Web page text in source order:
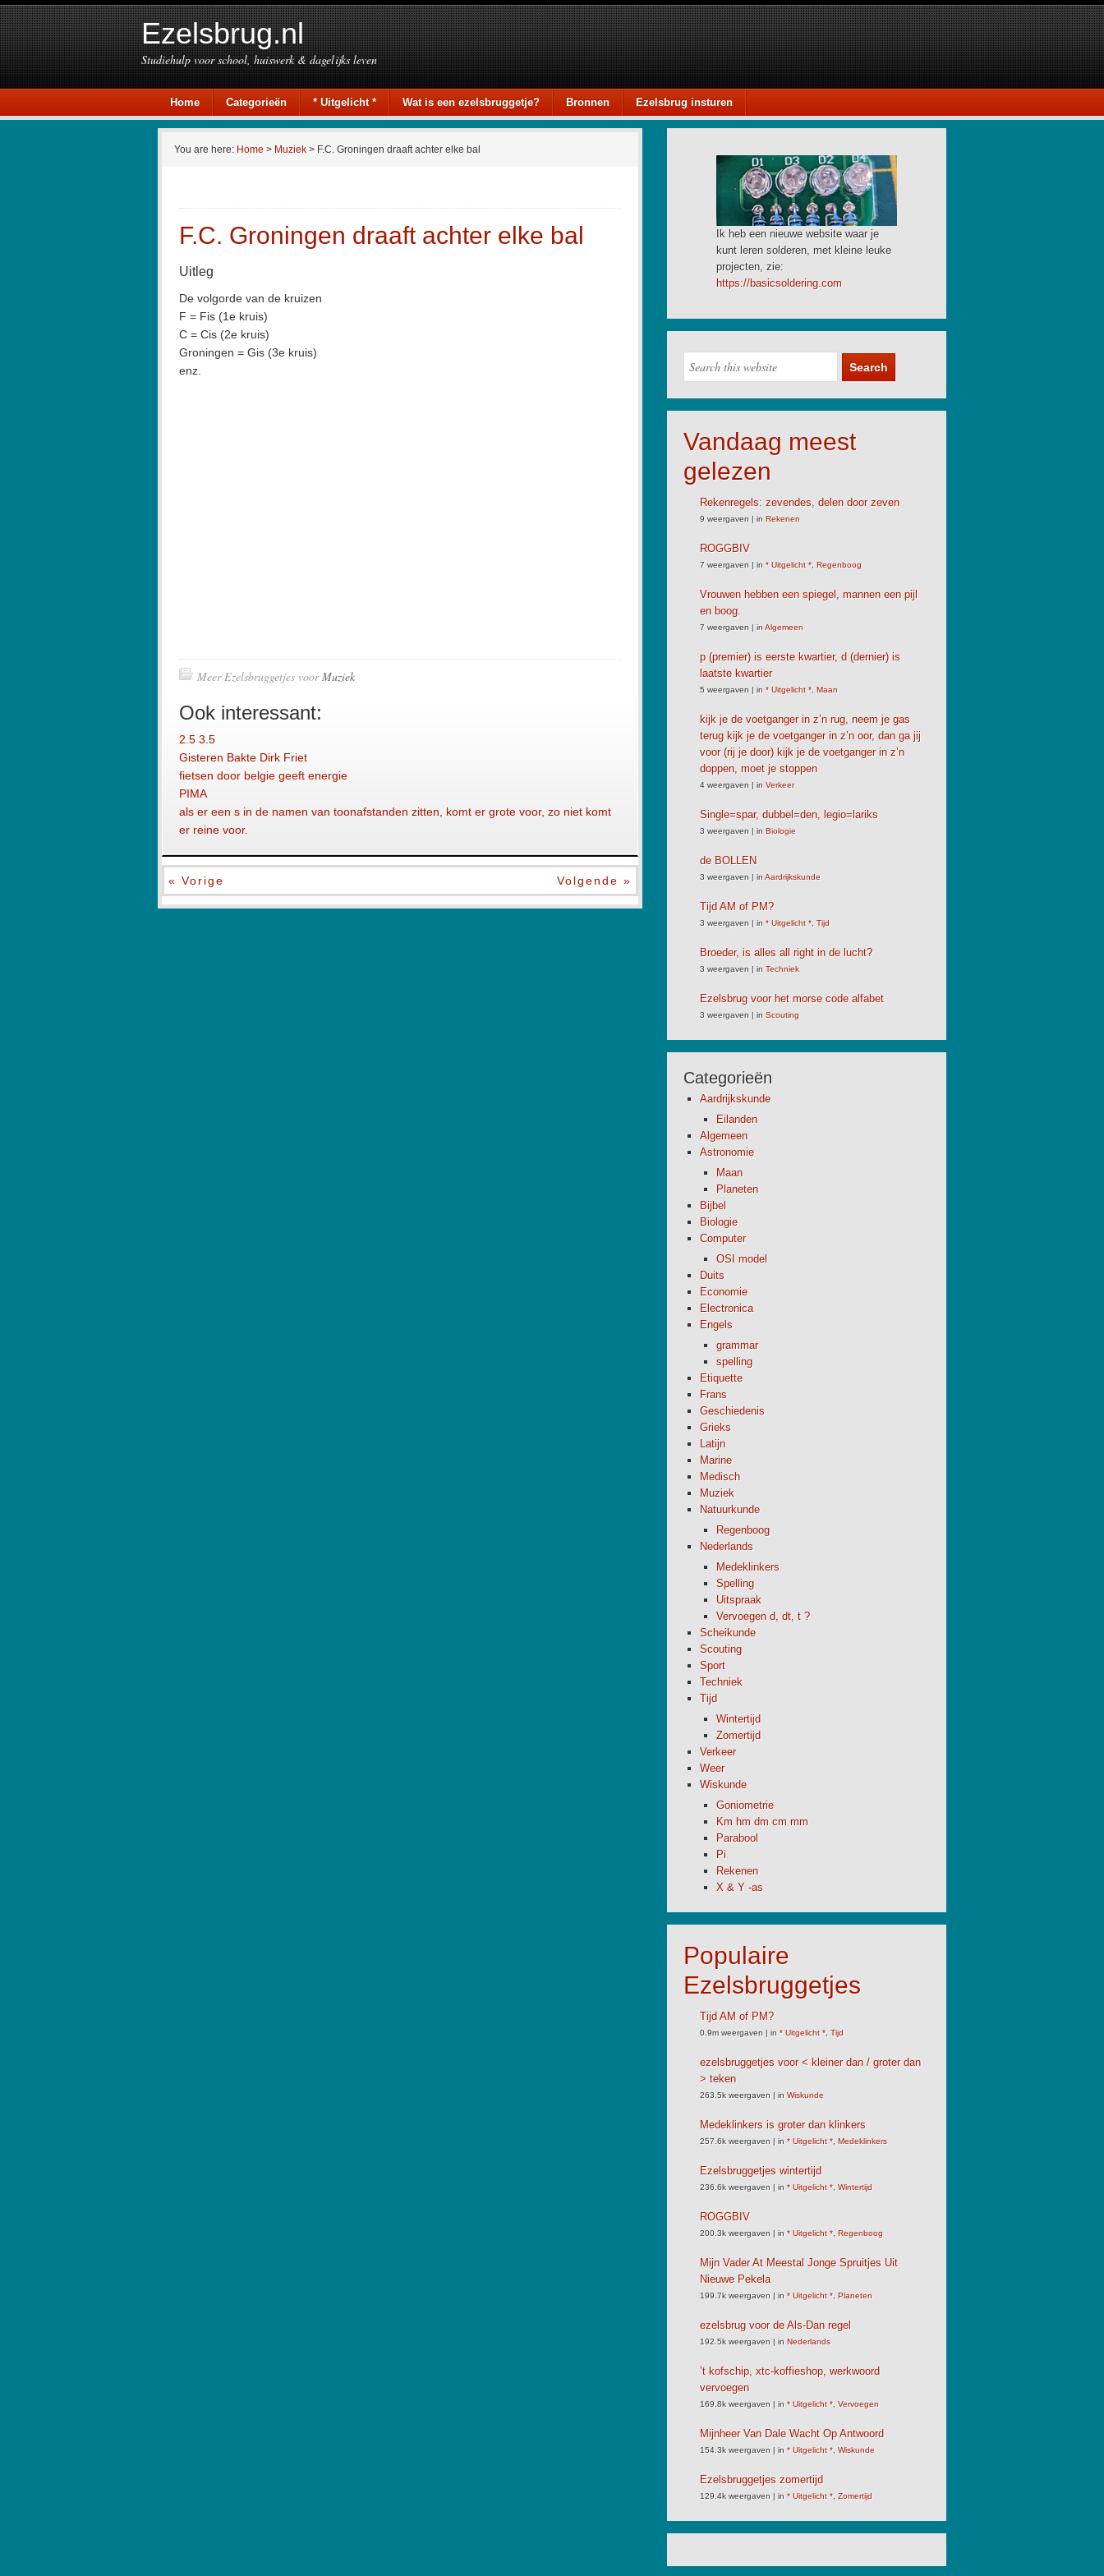
Ezelsbrug.nl
Studiehulp voor school, huiswerk & dagelijks leven
Home Categorieën * Uitgelicht * Wat is een ezelsbruggetje? Bronnen Ezelsbrug insturen
You are here: Home > Muziek > F.C. Groningen draaft achter elke bal
F.C. Groningen draaft achter elke bal
Uitleg
De volgorde van de kruizen
F = Fis (1e kruis)
C = Cis (2e kruis)
Groningen = Gis (3e kruis)
enz.
Meer Ezelsbruggetjes voorMuziek
Ook interessant:
2.5 3.5
Gisteren Bakte Dirk Friet
fietsen door belgie geeft energie
PIMA
als er een s in de namen van toonafstanden zitten, komt er grote voor, zo niet komt
er reine voor.
« Vorige Volgende »
Ik heb een nieuwe website waar je
kunt leren solderen, met kleine leuke
projecten, zie:
https://basicsoldering.com
Vandaag meest
gelezen
Rekenregels: zevendes, delen door zeven
9 weergaven | in Rekenen
ROGGBIV
7 weergaven | in * Uitgelicht *, Regenboog
Vrouwen hebben een spiegel, mannen een pijl
en boog.
7 weergaven | in Algemeen
p (premier) is eerste kwartier, d (dernier) is
laatste kwartier
5 weergaven | in * Uitgelicht *, Maan
kijk je de voetganger in z’n rug, neem je gas
terug kijk je de voetganger in z’n oor, dan ga jij
voor (rij je door) kijk je de voetganger in z’n
doppen, moet je stoppen
4 weergaven | in Verkeer
Single=spar, dubbel=den, legio=lariks
3 weergaven | in Biologie
de BOLLEN
3 weergaven | in Aardrijkskunde
Tijd AM of PM?
3 weergaven | in * Uitgelicht *, Tijd
Broeder, is alles all right in de lucht?
3 weergaven | in Techniek
Ezelsbrug voor het morse code alfabet
3 weergaven | in Scouting
Categorieën
Aardrijkskunde
Eilanden
Algemeen
Astronomie
Maan
Planeten
Bijbel
Biologie
Computer
OSI model
Duits
Economie
Electronica
Engels
grammar
spelling
Etiquette
Frans
Geschiedenis
Grieks
Latijn
Marine
Medisch
Muziek
Natuurkunde
Regenboog
Nederlands
Medeklinkers
Spelling
Uitspraak
Vervoegen d, dt, t ?
Scheikunde
Scouting
Sport
Techniek
Tijd
Wintertijd
Zomertijd
Verkeer
Weer
Wiskunde
Goniometrie
Km hm dm cm mm
Parabool
Pi
Rekenen
X & Y -as
Populaire
Ezelsbruggetjes
Tijd AM of PM?
0.9m weergaven | in * Uitgelicht *, Tijd
ezelsbruggetjes voor < kleiner dan / groter dan
> teken
263.5k weergaven | in Wiskunde
Medeklinkers is groter dan klinkers
257.6k weergaven | in * Uitgelicht *, Medeklinkers
Ezelsbruggetjes wintertijd
236.6k weergaven | in * Uitgelicht *, Wintertijd
ROGGBIV
200.3k weergaven | in * Uitgelicht *, Regenboog
Mijn Vader At Meestal Jonge Spruitjes Uit
Nieuwe Pekela
199.7k weergaven | in * Uitgelicht *, Planeten
ezelsbrug voor de Als-Dan regel
192.5k weergaven | in Nederlands
’t kofschip, xtc-koffieshop, werkwoord
vervoegen
169.8k weergaven | in * Uitgelicht *, Vervoegen
Mijnheer Van Dale Wacht Op Antwoord
154.3k weergaven | in * Uitgelicht *, Wiskunde
Ezelsbruggetjes zomertijd
129.4k weergaven | in * Uitgelicht *, Zomertijd